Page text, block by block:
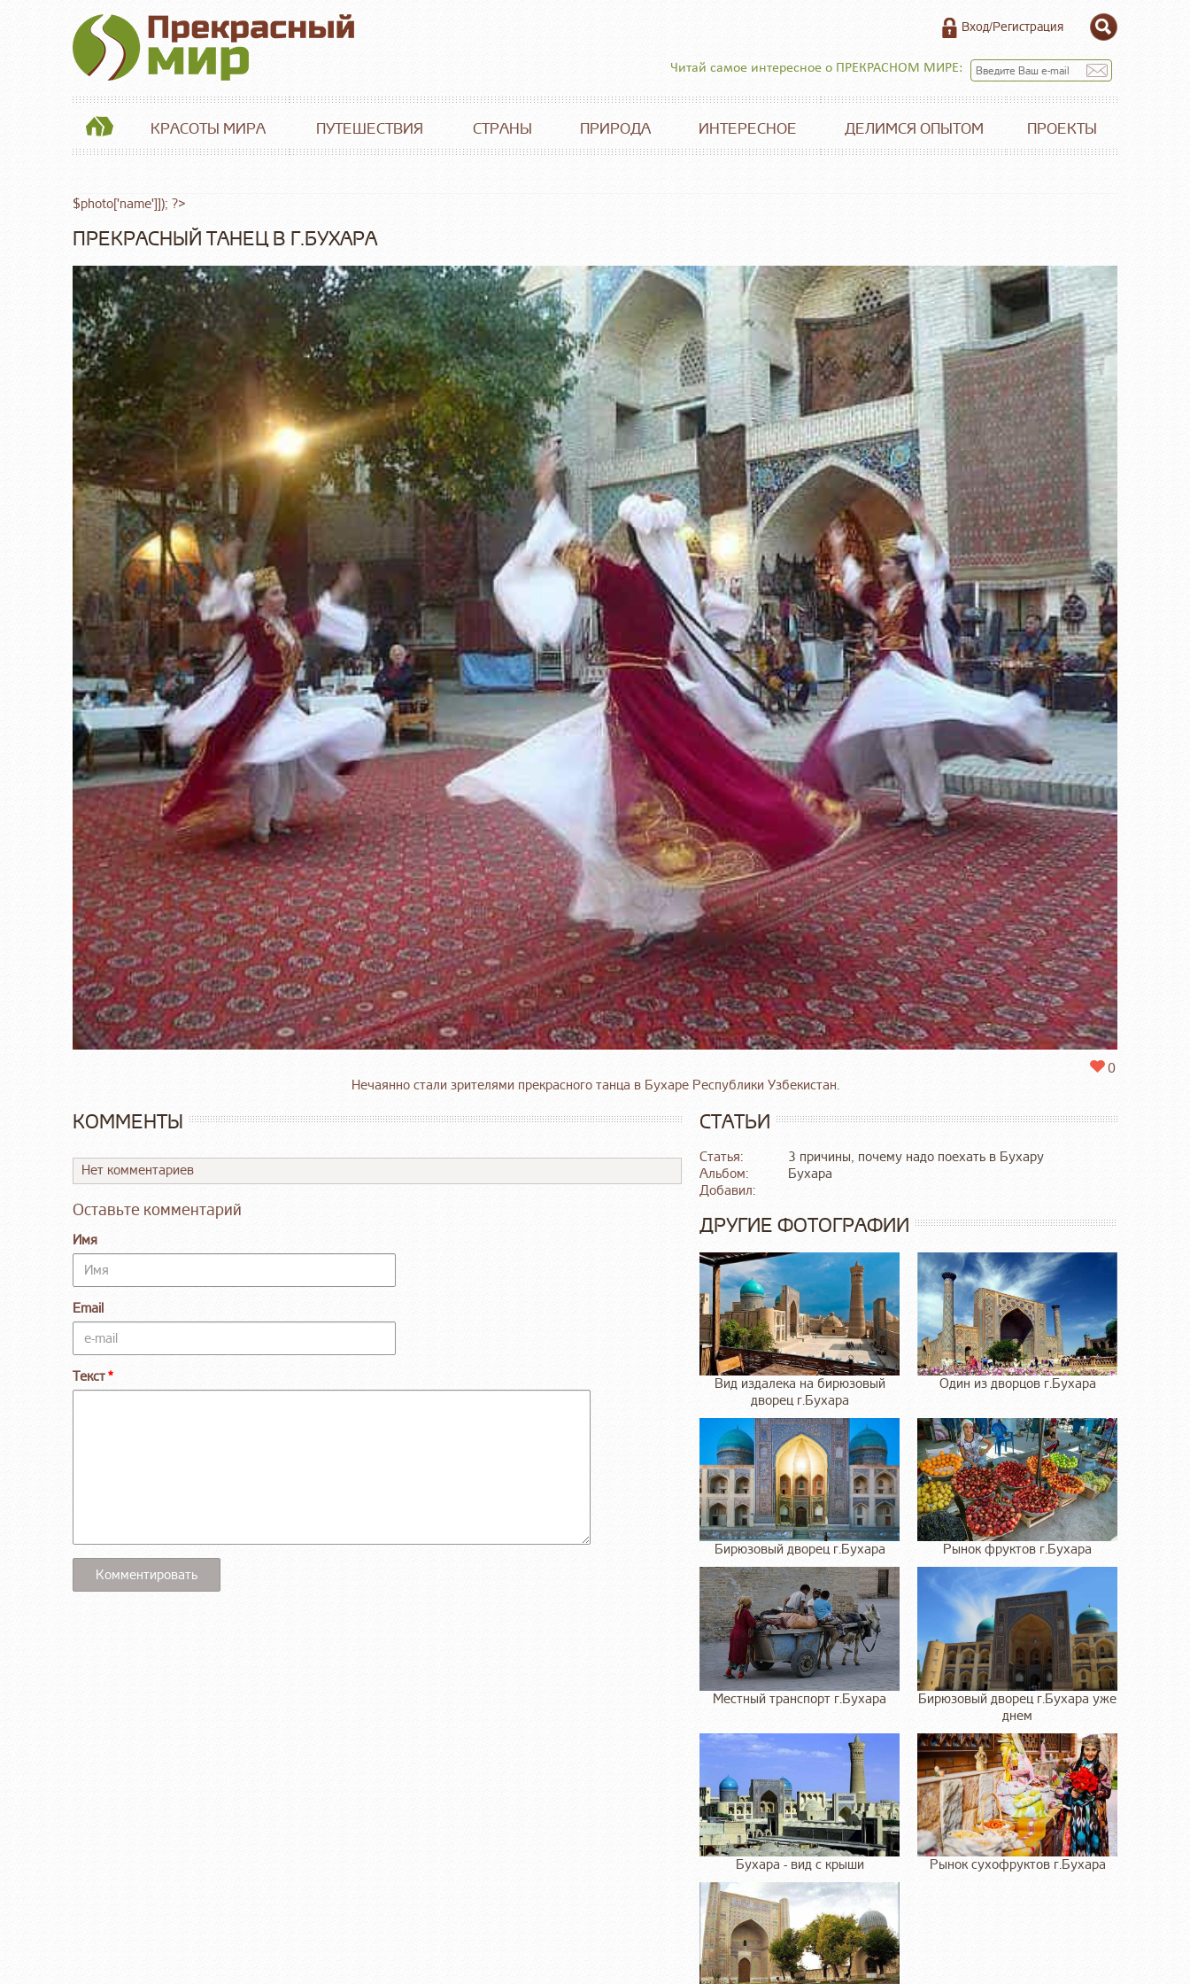
Вход/Регистрация
Читай самое интересное о ПРЕКРАСНОМ МИРЕ:
КРАСОТЫ МИРА ПУТЕШЕСТВИЯ СТРАНЫ ПРИРОДА ИНТЕРЕСНОЕ ДЕЛИМСЯ ОПЫТОМ ПРОЕКТЫ
$photo['name']]); ?>
ПРЕКРАСНЫЙ ТАНЕЦ В Г.БУХАРА
0
Нечаянно стали зрителями прекрасного танца в Бухаре Республики Узбекистан.
КОММЕНТЫ
Нет комментариев
Оставьте комментарий
Имя
Email
Текст
СТАТЬИ
Статья:
3 причины, почему надо поехать в Бухару
Альбом:
Бухара
Добавил:
ДРУГИЕ ФОТОГРАФИИ
Вид издалека на бирюзовый
дворец г.Бухара
Один из дворцов г.Бухара
Бирюзовый дворец г.Бухара Рынок фруктов г.Бухара
Местный транспорт г.Бухара
Бирюзовый дворец г.Бухара уже
днем
Бухара - вид с крыши Рынок сухофруктов г.Бухара